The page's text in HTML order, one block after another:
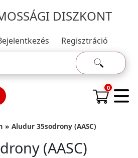
DISZKONT
Regisztráció
0
Aludur 35sodrony (AASC)
(AASC)